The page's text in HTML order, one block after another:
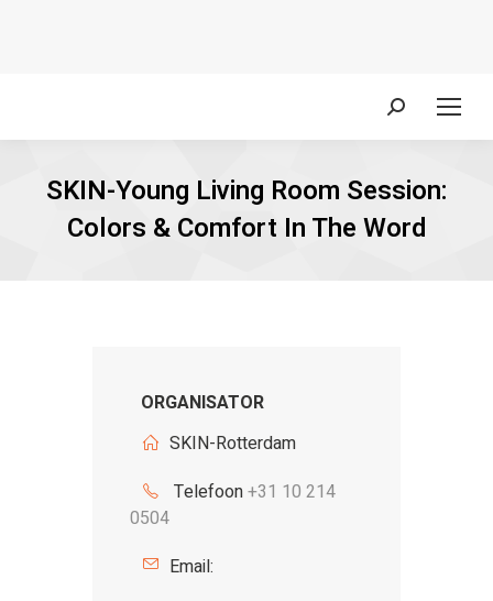
Zoeken:
SKIN-Young Living Room Session:
Colors & Comfort In The Word
ORGANISATOR
SKIN-Rotterdam
Telefoon+31 10 214
0504
Email: